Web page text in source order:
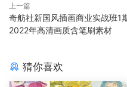
上一篇
奇舫社新国风插画商业实战班1
2022年高清画质含笔刷素材
猜你喜欢